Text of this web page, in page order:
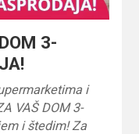
3-
i
VAŠ DOM 3-
i štedim! Za